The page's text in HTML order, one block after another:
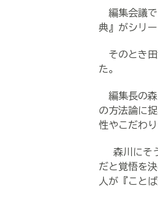
編集会議で
典』がシリ
そのとき田
た。
編集長の森
の方法論に
性やこだわ
森川にそう
だと覚悟を
人が『こと